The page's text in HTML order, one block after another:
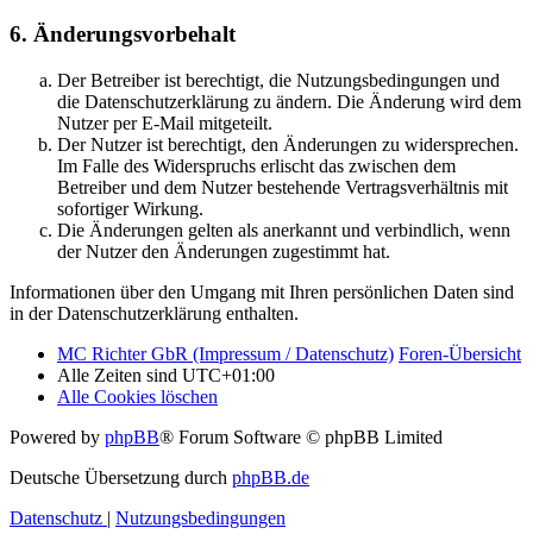
6. Änderungsvorbehalt
Der Betreiber ist berechtigt, die Nutzungsbedingungen und
die Datenschutzerklärung zu ändern. Die Änderung wird dem
Nutzer per E-Mail mitgeteilt.
Der Nutzer ist berechtigt, den Änderungen zu widersprechen.
Im Falle des Widerspruchs erlischt das zwischen dem
Betreiber und dem Nutzer bestehende Vertragsverhältnis mit
sofortiger Wirkung.
Die Änderungen gelten als anerkannt und verbindlich, wenn
der Nutzer den Änderungen zugestimmt hat.
Informationen über den Umgang mit Ihren persönlichen Daten sind
in der Datenschutzerklärung enthalten.
MC Richter GbR (Impressum / Datenschutz) Foren-Übersicht
Alle Zeiten sind UTC+01:00
Alle Cookies löschen
Powered by phpBB® Forum Software © phpBB Limited
Deutsche Übersetzung durch phpBB.de
Datenschutz | Nutzungsbedingungen